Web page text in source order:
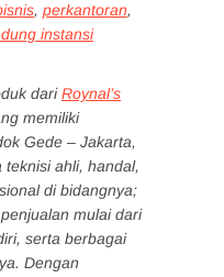
, perkantoran,
instansi
dariRoynal’s
memiliki
Gede – Jakarta,
ahli, handal,
di bidangnya;
penjualan mulai dari
serta berbagai
Dengan